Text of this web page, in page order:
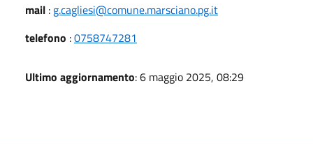
mail : g.cagliesi@comune.marsciano.pg.it
telefono :0758747281
Ultimo aggiornamento: 6 maggio 2025, 08:29